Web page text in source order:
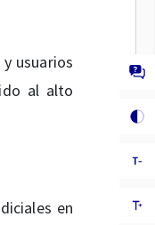
usuarios
al alto
en